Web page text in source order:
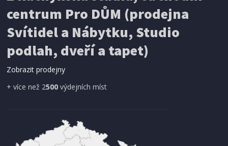
SÍŤ PROTI HMYZU
ProGarden KO-CY5910600 Síť proti hmyzu do
dveří magnetická 210 x 100 cm
centrum Pro DŮM (prodejna
Svítidel a Nábytku, Studio
podlah, dveří a tapet)
Zobrazit prodejny
+ více než 2500 výdejních míst